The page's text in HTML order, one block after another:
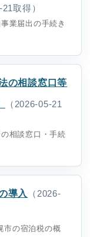
取得）
業届出の手続き
の相談窓口等
（2026-05-21
相談窓口・手続
導入 （2026-
市の宿泊税の概